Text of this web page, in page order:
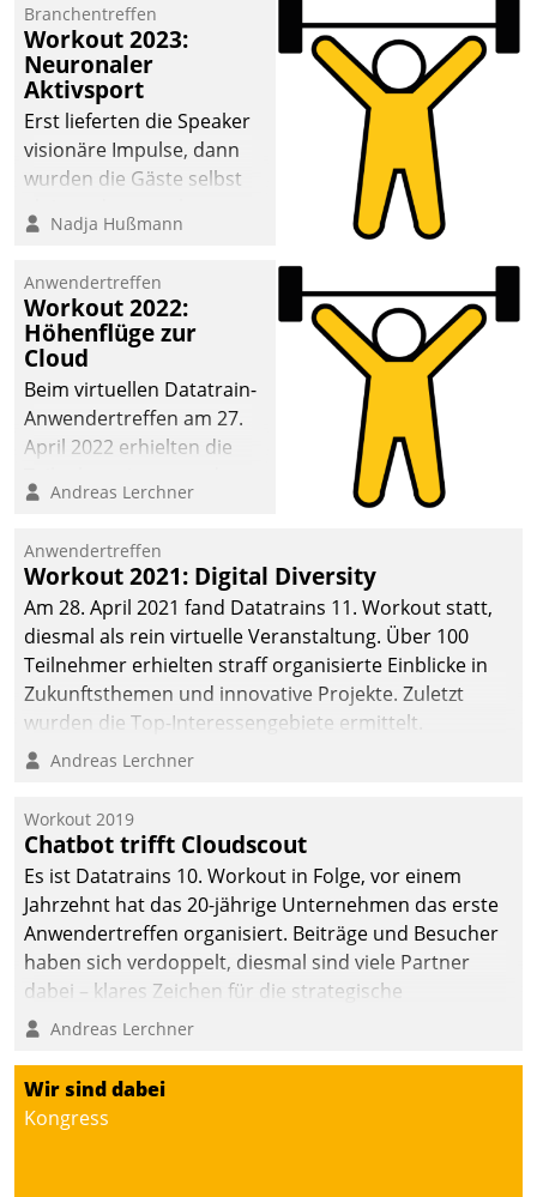
Mammutprojekte
meistern und Workloads
wuppen – bei zunehmend
anspruchsvollen
Aufgaben und
abnehmendem
Branchentreffen
Workout 2023:
Neuronaler
Aktivsport
Erst lieferten die Speaker
visionäre Impulse, dann
wurden die Gäste selbst
methodisch
Quartier. Dazwischen
zeigte Datatrain, was es
Neues zu bieten hat.
Nadja Hußmann
Anwendertreffen
Workout 2022:
Höhenflüge zur
Cloud
Beim virtuellen Datatrain-
Anwendertreffen am 27.
April 2022 erhielten die
Teilnehmer kurzweilige
Cloud-Strategien und -
Lösungen mit hohem
Zukunftspotenzial.
Andreas Lerchner
Anwendertreffen
Workout 2021: Digital Diversity
Am 28. April 2021 fand Datatrains 11. Workout statt,
diesmal als rein virtuelle Veranstaltung. Über 100
Teilnehmer erhielten straff organisierte Einblicke in
Zukunftsthemen und innovative Projekte. Zuletzt
wurden die Top-Interessengebiete ermittelt.
Andreas Lerchner
Workout 2019
Chatbot trifft Cloudscout
Es ist Datatrains 10. Workout in Folge, vor einem
Jahrzehnt hat das 20-jährige Unternehmen das erste
Anwendertreffen organisiert. Beiträge und Besucher
haben sich verdoppelt, diesmal sind viele Partner
dabei – klares Zeichen für die strategische
Fokussierung auf den Kunden.
Andreas Lerchner
Wir sind dabei
Kongress